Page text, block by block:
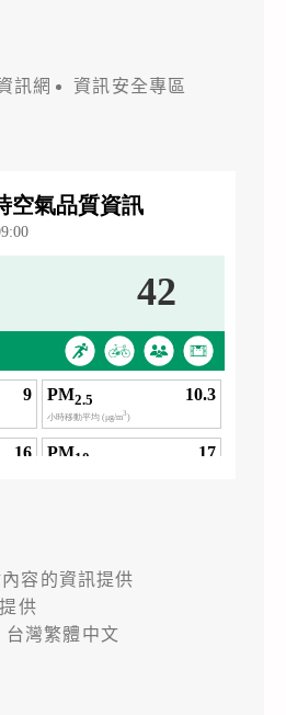
訊網
資訊安全專區
容的資訊提供
供
灣繁體中文